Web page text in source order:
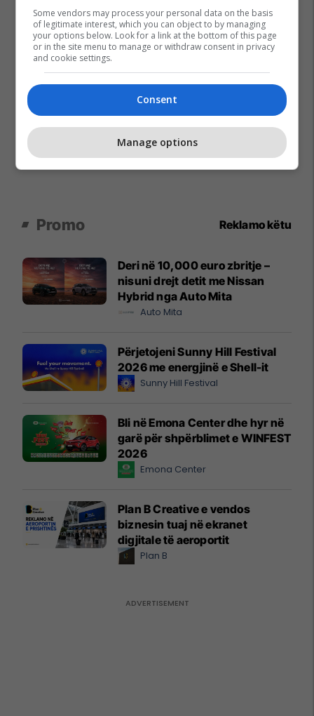
Promo Reklamo këtu
Deri në 10,000 euro zbritje –
nisuni drejt detit me Nissan
Hybrid nga Auto Mita
Auto Mita
Përjetojeni Sunny Hill Festival
2026 me energjinë e Shell-it
Sunny Hill Festival
Bli në Emona Center dhe hyr në
garë për shpërblimet e WINFEST
2026
Emona Center
Plan B Creative e vendos
biznesin tuaj në ekranet
digjitale të aeroportit
Plan B
Some vendors may process your personal data on the basis
of legitimate interest, which you can object to by managing
your options below. Look for a link at the bottom of this page
or in the site menu to manage or withdraw consent in privacy
and cookie settings.
Consent
Manage options